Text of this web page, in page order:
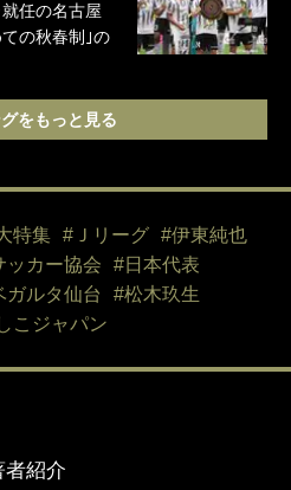
就任の名古屋
の秋春制｣の
をもっと見る
特集 #Ｊリーグ
#伊東純也
ッカー協会
#日本代表
ガルタ仙台
#松木玖生
こジャパン
者紹介